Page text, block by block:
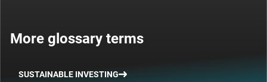
More glossary terms
SUSTAINABLE INVESTING